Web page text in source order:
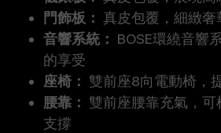
門飾板： 真皮包覆，細緻奢
音響系統： BOSE環繞音響
的享受
座椅： 雙前座8向電動椅，
腰靠： 雙前座腰靠充氣，
支撐